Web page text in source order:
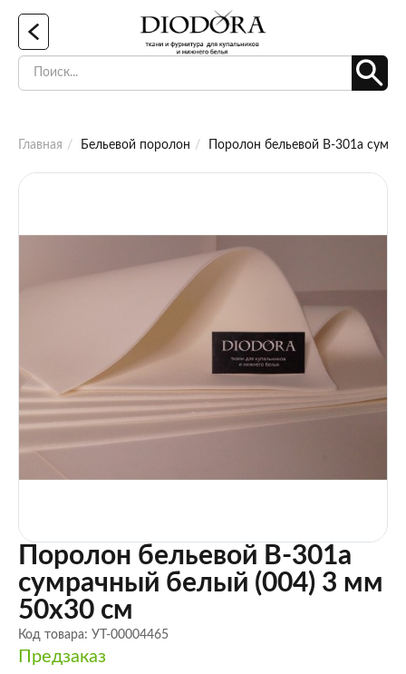
Главная Бельевой поролон Поролон бельевой B-301a
Поролон бельевой B-301a
сумрачный белый (004) 3 мм
50х30 см
Код товара: УТ-00004465
Предзаказ